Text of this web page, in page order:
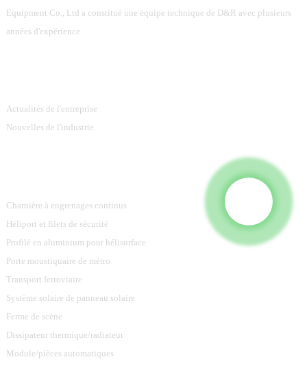
Equipment Co., Ltd a constitué une équipe technique de D&R avec plusieurs
années d'expérience.
Actualités de l'entreprise
Nouvelles de l'industrie
Charnière à engrenages continus
Héliport et filets de sécurité
Profilé en aluminium pour hélisurface
Porte moustiquaire de métro
Transport ferroviaire
Système solaire de panneau solaire
Ferme de scène
Dissipateur thermique/radiateur
Module/pièces automatiques